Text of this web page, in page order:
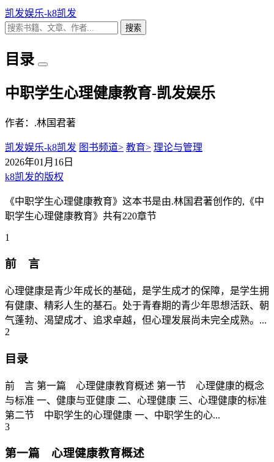
凯发娱乐-k8凯发
搜索
目录
中职学生心理健康教育-凯发娱乐
作者：.林国君著
凯发娱乐-k8凯发 图书频道> 教育> 理论与管理
2026年01月16日
k8凯发的版权
《中职学生心理健康教育》这本书是由.林国君著创作的,《中
职学生心理健康教育》共有220章节
1
前 言
心理健康是青少年成长的基础，是学生成才的保障，是学生拥
有健康、精彩人生的基石。处于青春期的青少年思想活跃、朝
气蓬勃、渴望成才、追求卓越，但心理发展尚未完全成熟。...
2
目录
前 言 第一篇 心理健康教育概述 第一节 心理健康的概念
与标准 一、健康与亚健康 二、心理健康 三、心理健康的标准
第二节 中职学生的心理健康 一、中职学生的心...
3
第一篇 心理健康教育概述